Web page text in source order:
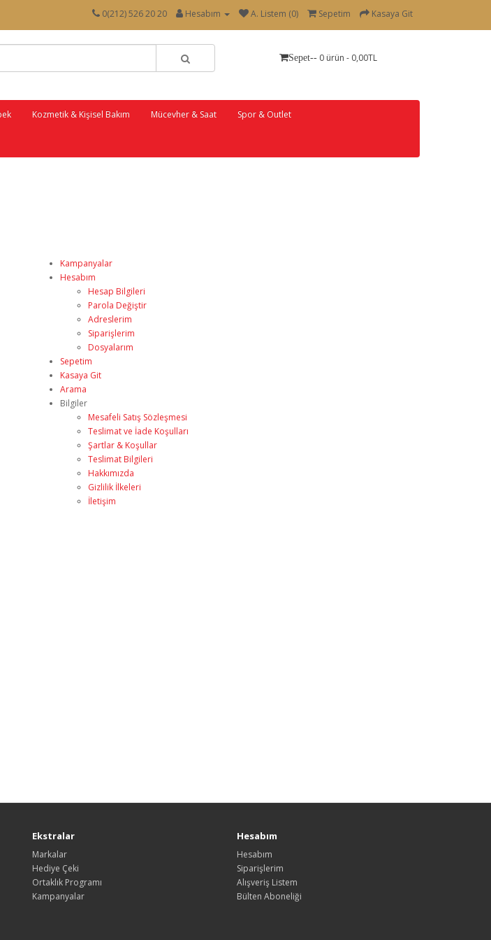
0(212) 526 20 20 Hesabım A. Listem (0) Sepetim Kasaya Git
Sepet-- 0 ürün - 0,00TL
Kozmetik & Kişisel Bakım Mücevher & Saat Spor & Outlet
Kampanyalar
Hesabım
Hesap Bilgileri
Parola Değiştir
Adreslerim
Siparişlerim
Dosyalarım
Sepetim
Kasaya Git
Arama
Bilgiler
Mesafeli Satış Sözleşmesi
Teslimat ve İade Koşulları
Şartlar & Koşullar
Teslimat Bilgileri
Hakkımızda
Gizlilik İlkeleri
İletişim
Ekstralar
Markalar
Hediye Çeki
Ortaklık Programı
Kampanyalar
Hesabım
Hesabım
Siparişlerim
Alışveriş Listem
Bülten Aboneliği